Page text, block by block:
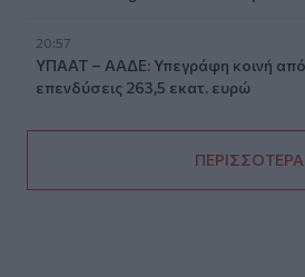
20:57
ΥΠΑΑΤ – ΑΑΔΕ: Υπεγράφη κοινή
επενδύσεις 263,5 εκατ. ευρώ
ΠΕΡΙΣΣΟΤΕΡΑ